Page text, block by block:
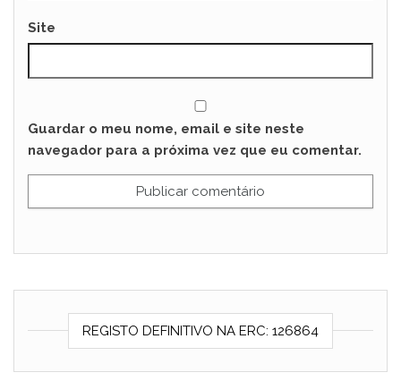
Site
Guardar o meu nome, email e site neste
navegador para a próxima vez que eu comentar.
REGISTO DEFINITIVO NA ERC: 126864